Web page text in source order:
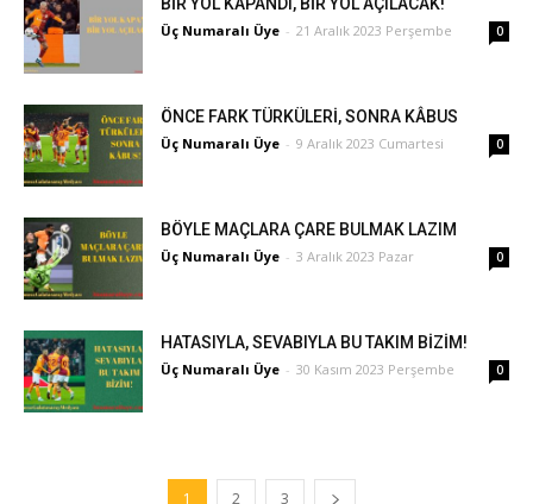
Üç Numaralı Üye - 21 Aralık 2023 Perşembe 0
ÖNCE FARK TÜRKÜLERİ, SONRA KÂBUS
Üç Numaralı Üye - 9 Aralık 2023 Cumartesi 0
BÖYLE MAÇLARA ÇARE BULMAK LAZIM
Üç Numaralı Üye - 3 Aralık 2023 Pazar 0
HATASIYLA, SEVABIYLA BU TAKIM BİZİM!
Üç Numaralı Üye - 30 Kasım 2023 Perşembe 0
1 2 3